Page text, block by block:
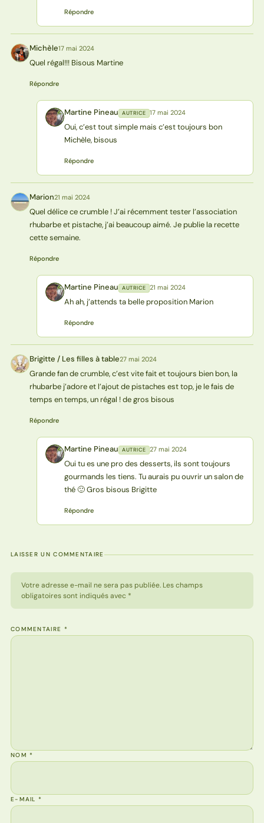
Répondre
M Michèle17 mai 2024
Quel régal!!! Bisous Martine
Répondre
MP Martine Pineau AUTRICE 17 mai 2024
Oui, c’est tout simple mais c’est toujours bon
Michèle, bisous
Répondre
M Marion21 mai 2024
Quel délice ce crumble ! J’ai récemment tester l’association
rhubarbe et pistache, j’ai beaucoup aimé. Je publie la recette
cette semaine.
Répondre
MP Martine Pineau AUTRICE 21 mai 2024
Ah ah, j’attends ta belle proposition Marion
Répondre
BT Brigitte / Les filles à table27 mai 2024
Grande fan de crumble, c’est vite fait et toujours bien bon, la
rhubarbe j’adore et l’ajout de pistaches est top, je le fais de
temps en temps, un régal ! de gros bisous
Répondre
MP Martine Pineau AUTRICE 27 mai 2024
Oui tu es une pro des desserts, ils sont toujours
gourmands les tiens. Tu aurais pu ouvrir un salon de
thé 🙂 Gros bisous Brigitte
Répondre
LAISSER UN COMMENTAIRE
Votre adresse e-mail ne sera pas publiée. Les champs
obligatoires sont indiqués avec *
COMMENTAIRE *
NOM*
E-MAIL*